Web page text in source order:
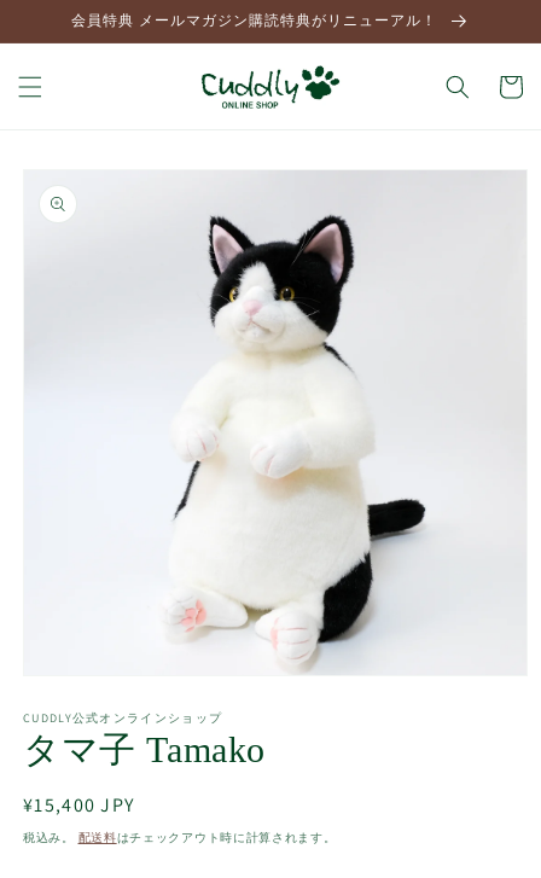
ンツに
進む
会員特典 メールマガジン購読特典がリニューアル！
ー
報にス
キップ
ル
で
メ
デ
ィ
CUDDLY公式オンラインショップ
タマ子 Tamako
通
常
¥15,400 JPY
税込み。 配送料はチェックアウト時に計算されます。